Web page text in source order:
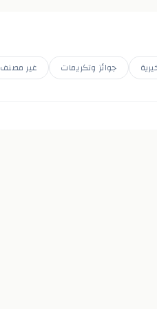
جوائز وتكريمات غير مصنف